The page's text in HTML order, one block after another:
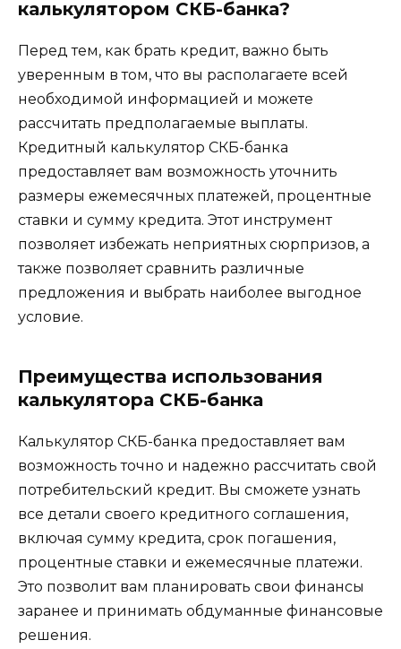
калькулятором СКБ-банка?
Перед тем, как брать кредит, важно быть
уверенным в том, что вы располагаете всей
необходимой информацией и можете
рассчитать предполагаемые выплаты.
Кредитный калькулятор СКБ-банка
предоставляет вам возможность уточнить
размеры ежемесячных платежей, процентные
ставки и сумму кредита. Этот инструмент
позволяет избежать неприятных сюрпризов, а
также позволяет сравнить различные
предложения и выбрать наиболее выгодное
условие.
Преимущества использования
калькулятора СКБ-банка
Калькулятор СКБ-банка предоставляет вам
возможность точно и надежно рассчитать свой
потребительский кредит. Вы сможете узнать
все детали своего кредитного соглашения,
включая сумму кредита, срок погашения,
процентные ставки и ежемесячные платежи.
Это позволит вам планировать свои финансы
заранее и принимать обдуманные финансовые
решения.